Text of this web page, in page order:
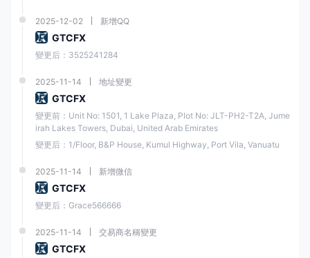
A
2
是的。 澤匯資本向某些國家的居民提供服務，包括但不
倫比亞省、魁北克省和薩斯喀徹溫省）、伊朗和美利堅
問
題
3
：
做 澤匯資本提供模擬賬戶？
一
個
3
2025-12-02 新增QQ
GTCFX
變更后：3525241284
2025-11-14 地址變更
GTCFX
變更前：Unit No: 1501, 1 Lake Plaza, Plot No: JLT-PH2-T2A, Jume
irah Lakes Towers, Dubai, United Arab Emirates
變更后：1/Floor, B&P House, Kumul Highway, Port Vila, Vanuatu
2025-11-14 新增微信
GTCFX
變更后：Grace566666
2025-11-14 交易商名稱變更
GTCFX